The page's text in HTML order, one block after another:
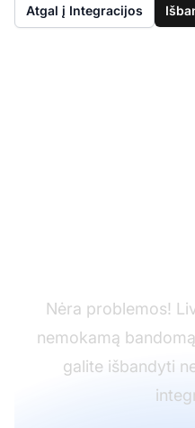
Atgal į Integracijos
Nėra problemos!
nemokamą
galite išbandyti